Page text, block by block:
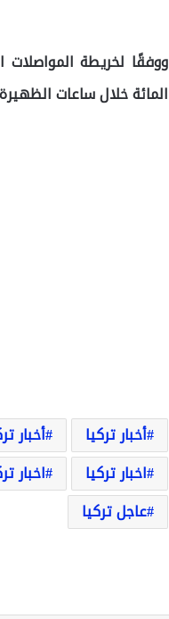
المائة خلال ساعات
أخبار تركيا أخبار
اخبار تركيا
اخبار
عاجل تركيا